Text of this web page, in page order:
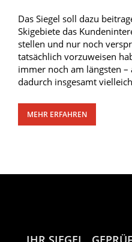
Das Siegel soll dazu
Skigebiete das
stellen und nur noch
tatsächlich vorzuweisen
immer noch am längsten
dadurch insgesamt
MEHR ERFAHREN